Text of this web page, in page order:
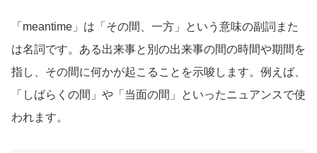
「meantime」は「その間、一方」という意味の副詞また
は名詞です。ある出来事と別の出来事の間の時間や期間を
指し、その間に何かが起こることを示唆します。例えば、
「しばらくの間」や「当面の間」といったニュアンスで使
われます。